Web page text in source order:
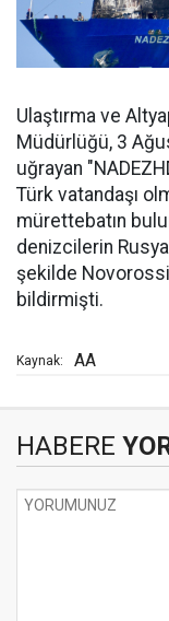
Ulaştırma ve
Müdürlüğü, 3
uğrayan
Türk vatandaşı
mürettebatın
denizcilerin
şekilde
bildirmişti.
Kaynak: AA
HABERE